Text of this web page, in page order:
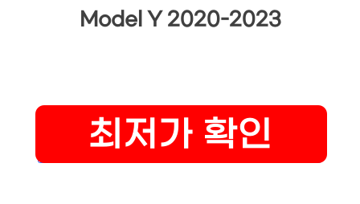
Model Y 2020-2023